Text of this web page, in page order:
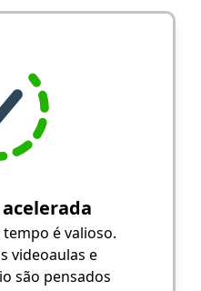
é valioso.
videoaulas e
são pensados